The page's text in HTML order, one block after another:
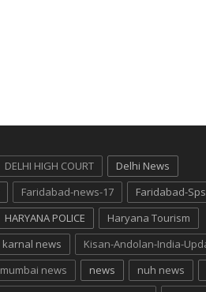
DELHI HIGH COURT
Delhi News
Faridabad-news-17
Faridabad-
HARYANA POLICE
Haryana Tourism
karnal news
Kisan-Andolan-India-
mumbai news news nuh news